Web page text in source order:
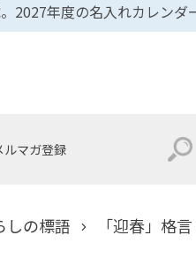
年度の名入れカレンダ
ルマガ登録
しの標語 「迎春」格